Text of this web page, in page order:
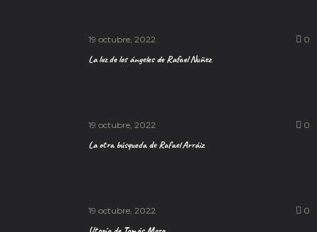
19 octubre, 2022 0
La luz de los ángeles de Rafael Nuñez
19 octubre, 2022 0
La otra búsqueda de Rafael Arráiz
19 octubre, 2022 0